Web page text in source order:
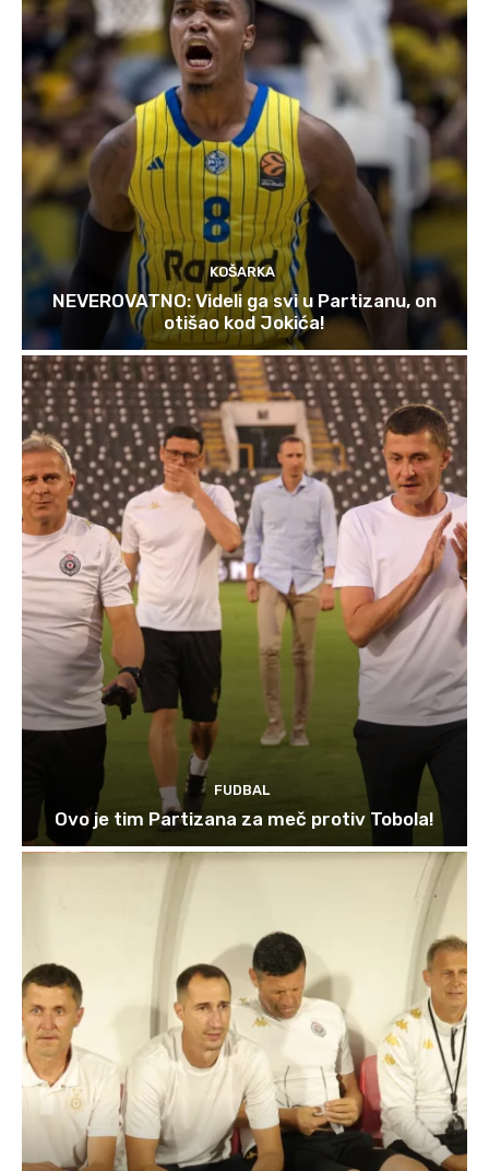
KOŠARKA
NEVEROVATNO: Videli ga svi u Partizanu, on
otišao kod Jokića!
FUDBAL
Ovo je tim Partizana za meč protiv Tobola!